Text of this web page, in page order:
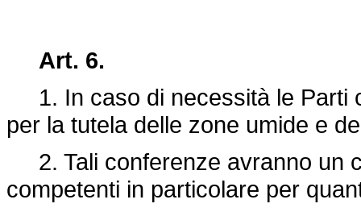
Art. 6.
1. In caso di necessità le Parti
per la tutela delle zone umide e
2. Tali conferenze avranno un
competenti in particolare per